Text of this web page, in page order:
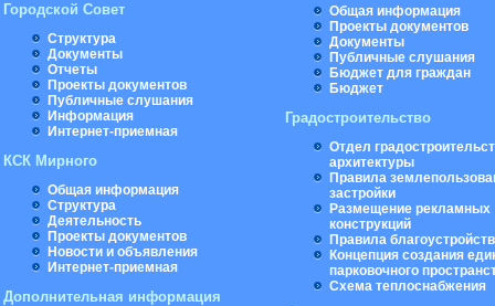
Городской Совет
Структура
Документы
Отчеты
Проекты документов
Публичные слушания
Информация
Интернет-приемная
КСК Мирного
Общая информация
Структура
Деятельность
Проекты документов
Новости и объявления
Интернет-приемная
Дополнительная информация
Общая информация
Проекты документов
Документы
Публичные слушания
Бюджет для граждан
Бюджет
Градостроительство
Отдел
архитектуры
Правила
застройки
Размещение рекламных
конструкций
Правила
Концепция создания
парковочного
Схема теплоснабжения